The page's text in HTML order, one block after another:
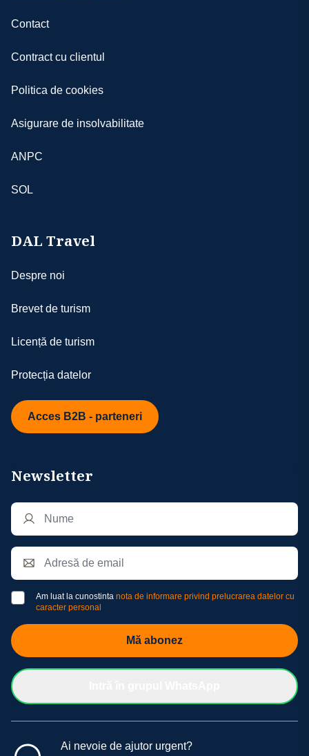
Contact
Contract cu clientul
Politica de cookies
Asigurare de insolvabilitate
ANPC
SOL
DAL Travel
Despre noi
Brevet de turism
Licență de turism
Protecția datelor
Acces B2B - parteneri
Newsletter
Am luat la cunostinta nota de informare privind prelucrarea datelor cu
caracter personal
Mă abonez
Ai nevoie de ajutor urgent?